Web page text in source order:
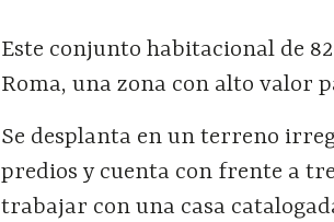
Este conjunto habitacional de
Roma, una zona con alto valor
Se desplanta en un terreno
predios y cuenta con frente a
trabajar con una casa